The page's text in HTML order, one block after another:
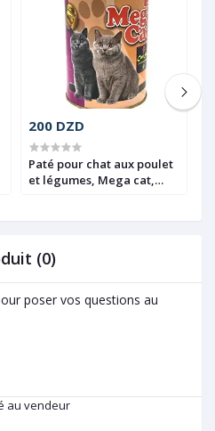
200 DZD
Paté pour chat aux poulet
et légumes, Mega cat,
(0)
poser vos questions au
au vendeur